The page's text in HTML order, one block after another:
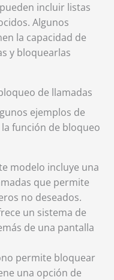
incluir listas
Algunos
la capacidad de
y bloquearlas
de llamadas
ejemplos de
función de bloqueo
modelo incluye una
que permite
no deseados.
un sistema de
de una pantalla
permite bloquear
una opción de